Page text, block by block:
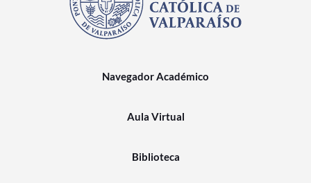
Navegador Académico
Aula Virtual
Biblioteca